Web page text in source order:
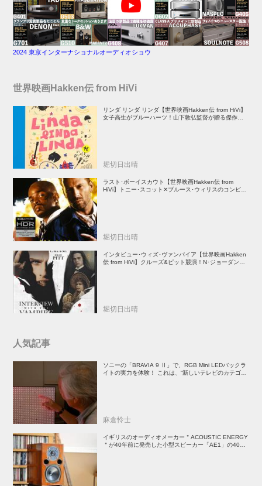
2024 東京インターナショナルオーディオショウ
世界映画Hakken伝 from HiVi
リンダ リンダ リンダ【世界映画Hakken伝 from HiVi】
女子高生がブルーハーツ！山下敦弘監督が贈る傑作青春
堀切日出晴
ラスト･ボーイスカウト【世界映画Hakken伝 from
HiVi】トニー･スコット✕ブルース･ウィリスのコンビが
堀切日出晴
インタビュー･ウィズ･ヴァンパイア【世界映画Hakken
伝 from HiVi】クルーズ&ピット競演！N･ジョーダン監
堀切日出晴
人気記事
ソニーの「BRAVIA 9 Ⅱ」で、RGB Mini LEDバックラ
イトの実力を体験！ これは、“新しいテレビのカテゴリ
麻倉怜士
イギリスのオーディオメーカー＂ACOUSTIC ENERGY
＂が40年前に発売した小型スピーカー「AE1」の40周